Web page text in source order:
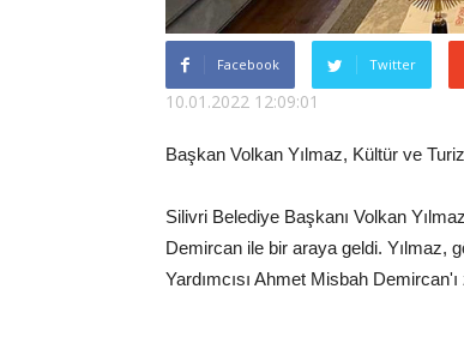
Facebook Twitter
10.01.2022 12:09:01
Başkan Volkan Yılmaz, Kültür ve
Silivri Belediye Başkanı Volkan
Demircan ile bir araya geldi. Yılmaz,
Yardımcısı Ahmet Misbah